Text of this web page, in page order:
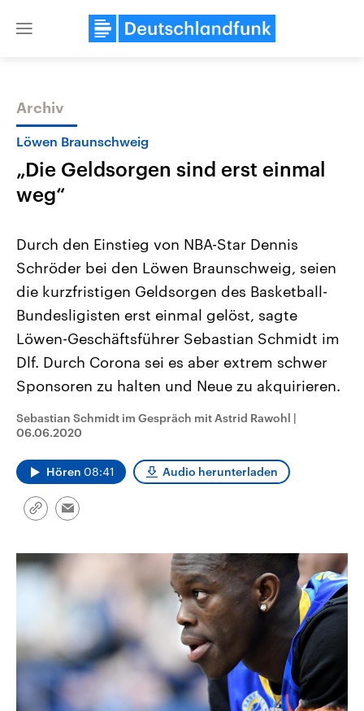
Close
Themen
Landtagswahl Sachsen-Anhalt
2026
Alle Informationen
Sachsen-Anhalt wählt am 6.
September 2026 einen neuen
Landtag. Seit 2021 wird das
Bundesland von einer Koalition aus
Umfragen, Prognosen,
und Hintergründe zu den Parteien
und Kandidaten der anstehenden
Wahl.
USA
Aktuelle Beiträge,
Hintergründe
Wirtschaftlich und
gehören die Vereinigten
den mächtigsten Ländern
mit großem Einfluss auf
Sendungen Programm Podcasts
Archiv
Löwen Braunschweig
„Die Geldsorgen sind erst einmal
weg“
Durch den Einstieg von NBA-Star Dennis
Schröder bei den Löwen Braunschweig, seien
die kurzfristigen Geldsorgen des Basketball-
Bundesligisten erst einmal gelöst, sagte
Löwen-Geschäftsführer Sebastian Schmidt im
Dlf. Durch Corona sei es aber extrem schwer
Sponsoren zu halten und Neue zu akquirieren.
Sebastian Schmidt im Gespräch mit Astrid Rawohl |
06.06.2020
Hören 08:41 Audio herunterladen
Link
Email